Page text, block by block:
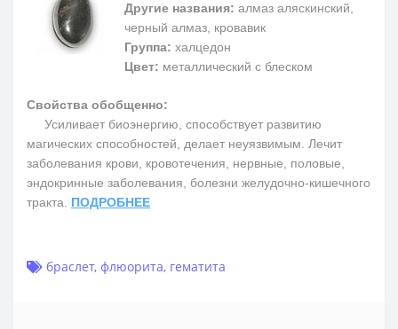
Другие названия: алмаз аляскинский,
черный алмаз, кровавик
Группа: халцедон
Цвет: металлический с блеском
Свойства обобщенно:
Усиливает биоэнергию, способствует развитию
магических способностей, делает неуязвимым. Лечит
заболевания крови, кровотечения, нервные, половые,
эндокринные заболевания, болезни желудочно-кишечного
тракта. ПОДРОБНЕЕ
браслет, флюорита, гематита